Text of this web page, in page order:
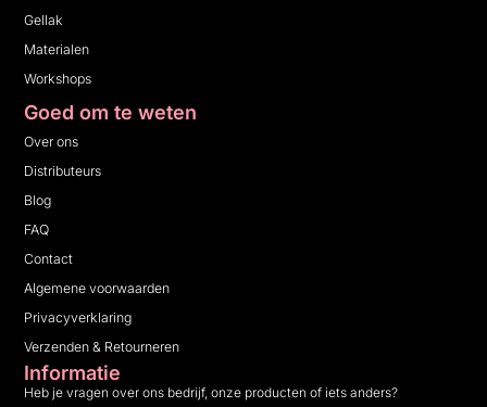
Gellak
Materialen
Workshops
Goed om te weten
Over ons
Distributeurs
Blog
FAQ
Contact
Algemene voorwaarden
Privacyverklaring
Verzenden & Retourneren
Informatie
Heb je vragen over ons bedrijf, onze producten of iets anders?